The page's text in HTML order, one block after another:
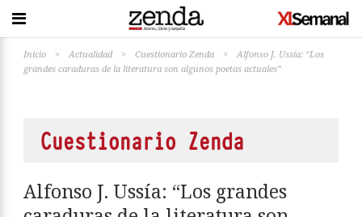
Inicio > Actualidad > Cuestionario Zenda >
Alfonso J. Ussía: “Los
grandes caraduras de la literatura son algunos poetas actuales”
Cuestionario Zenda
Alfonso J. Ussía: “Los grandes